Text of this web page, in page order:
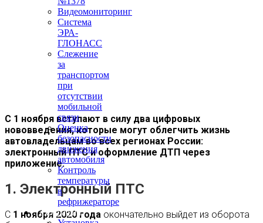
Видеомониторинг
Система
ЭРА-
ГЛОНАСС
Слежение
за
транспортом
при
отсутствии
мобильной
связи
Оценка
безопасности
движения
автомобиля
Контроль
температуры
в
рефрижераторе
Тахография
С 1 ноября вступают в силу два цифровых
нововведения, которые могут облегчить жизнь
автовладельцам во всех регионах России:
электронный ПТС и оформление ДТП через
приложение.
1. Электронный ПТС
С 1 ноября 2020 года окончательно выйдет из оборота